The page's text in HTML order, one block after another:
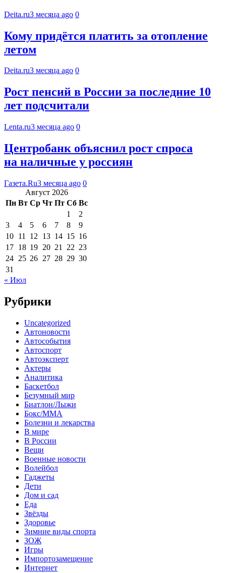
Deita.ru3 месяца ago 0
Кому придётся платить за отопление
летом
Deita.ru3 месяца ago 0
Рост пенсий в России за последние 10
лет подсчитали
Lenta.ru3 месяца ago 0
Центробанк объяснил рост спроса
на наличные у россиян
Газета.Ru3 месяца ago 0
Август 2026
Пн Вт Ср Чт Пт Сб Вс
1
2
3
4 5 6 7 8
9
10 11 12 13 14 15 16
17 18 19 20 21 22 23
24 25 26 27 28 29 30
31
« Июл
Рубрики
Uncategorized
Автоновости
Автособытия
Автоспорт
Автоэксперт
Актеры
Аналитика
Баскетбол
Безумный мир
Биатлон/Лыжи
Бокс/MMA
Болезни и лекарства
В мире
В России
Вещи
Военные новости
Волейбол
Гаджеты
Дети
Дом и сад
Еда
Звёзды
Здоровье
Зимние виды спорта
ЗОЖ
Игры
Импортозамещение
Интернет